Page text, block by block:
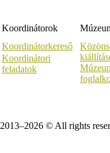
Koordinátorok
Koordinátorkereső
Koordinátori
feladatok
2013–2026 © All rights